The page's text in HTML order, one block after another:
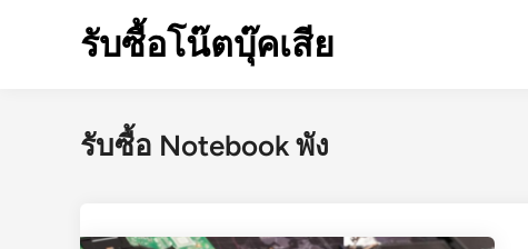
รับซื้อโน๊ตบุ๊คเสีย
รับซื้อ Notebook พัง